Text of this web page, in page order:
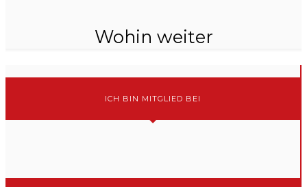
Wohin weiter
ICH BIN MITGLIED BEI